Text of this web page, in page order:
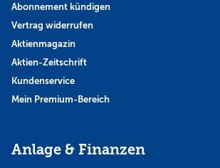
Abonnement kündigen
Vertrag widerrufen
Aktienmagazin
Aktien-Zeitschrift
Kundenservice
Mein Premium-Bereich
Anlage & Finanzen